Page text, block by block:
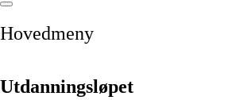
Hovedmeny
Utdanningsløpet